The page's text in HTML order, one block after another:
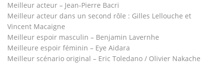
Meilleur acteur – Jean-Pierre Bacri
Meilleur acteur dans un second rôle : Gilles Lellouche et
Vincent Macaigne
Meilleur espoir masculin – Benjamin Lavernhe
Meilleure espoir féminin – Eye Aidara
Meilleur scénario original – Eric Toledano / Olivier Nakache